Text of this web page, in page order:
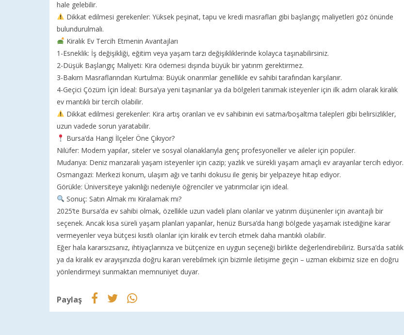
hale gelebilir.
Dikkat edilmesi gerekenler: Yüksek peşinat, tapu ve kredi masrafları gibi başlangıç maliyetleri göz önünde
bulundurulmalı.
Kiralık Ev Tercih Etmenin Avantajları
1-Esneklik: İş değişikliği, eğitim veya yaşam tarzı değişikliklerinde kolayca taşınabilirsiniz.
2-Düşük Başlangıç Maliyeti: Kira ödemesi dışında büyük bir yatırım gerektirmez.
3-Bakım Masraflarından Kurtulma: Büyük onarımlar genellikle ev sahibi tarafından karşılanır.
4-Geçici Çözüm İçin İdeal: Bursa’ya yeni taşınanlar ya da bölgeleri tanımak isteyenler için ilk adım olarak kiralık
ev mantıklı bir tercih olabilir.
Dikkat edilmesi gerekenler: Kira artış oranları ve ev sahibinin evi satma/boşaltma talepleri gibi belirsizlikler,
uzun vadede sorun yaratabilir.
Bursa’da Hangi İlçeler Öne Çıkıyor?
Nilüfer: Modern yapılar, siteler ve sosyal olanaklarıyla genç profesyoneller ve aileler için popüler.
Mudanya: Deniz manzaralı yaşam isteyenler için cazip; yazlık ve sürekli yaşam amaçlı ev arayanlar tercih ediyor.
Osmangazi: Merkezi konum, ulaşım ağı ve tarihi dokusu ile geniş bir yelpazeye hitap ediyor.
Görükle: Üniversiteye yakınlığı nedeniyle öğrenciler ve yatırımcılar için ideal.
Sonuç: Satın Almak mı Kiralamak mı?
2025’te Bursa’da ev sahibi olmak, özellikle uzun vadeli planı olanlar ve yatırım düşünenler için avantajlı bir
seçenek. Ancak kısa süreli yaşam planları yapanlar, henüz Bursa’da hangi bölgede yaşamak istediğine karar
vermeyenler veya bütçesi kısıtlı olanlar için kiralık ev tercih etmek daha mantıklı olabilir.
Eğer hala kararsızsanız, ihtiyaçlarınıza ve bütçenize en uygun seçeneği birlikte değerlendirebiliriz. Bursa’da satılık
ya da kiralık ev arayışınızda doğru kararı verebilmek için bizimle iletişime geçin – uzman ekibimiz size en doğru
yönlendirmeyi sunmaktan memnuniyet duyar.
Paylaş